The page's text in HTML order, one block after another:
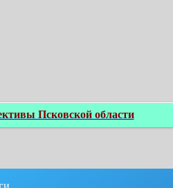
Псковской области